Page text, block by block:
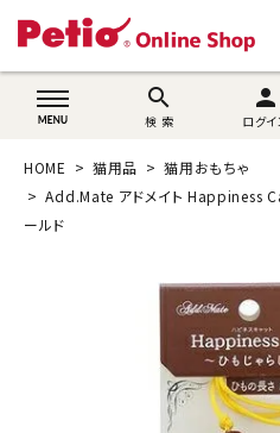
wovn-
search
検 索
person
ログイ
猫用品
ブランド別に探す
目的別に探す
HOME 猫用品
猫用おもちゃ
Add.Mate アドメイト Happiness
ールド